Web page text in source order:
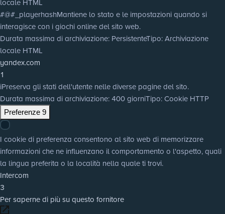
locale HTML
#@#_playerhashMantiene lo stato e le impostazioni quando si
interagisce con i giochi online del sito web.
Durata massima di archiviazione: PersistenteTipo: Archiviazione
locale HTML
yandex.com
1
iPreserva gli stati dell'utente nelle diverse pagine del sito.
Durata massima di archiviazione: 400 giorniTipo: Cookie HTTP
Preferenze 9
I cookie di preferenza consentono al sito web di memorizzare
informazioni che ne influenzano il comportamento o l'aspetto, quali
la lingua preferita o la località nella quale ti trovi.
Intercom
3
Per saperne di più su questo fornitore